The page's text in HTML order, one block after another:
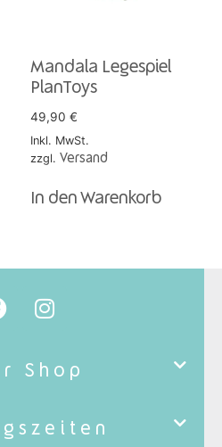
Mandala Legespiel
PlanToys
49,90 €
Inkl. MwSt.
zzgl. Versand
In den Warenkorb
Shop